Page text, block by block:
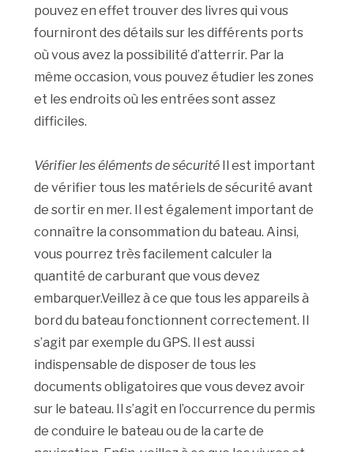
pouvez en effet trouver des livres qui vous
fourniront des détails sur les différents ports
où vous avez la possibilité d’atterrir. Par la
même occasion, vous pouvez étudier les zones
et les endroits où les entrées sont assez
difficiles.
Vérifier les éléments de sécurité Il est important
de vérifier tous les matériels de sécurité avant
de sortir en mer. Il est également important de
connaître la consommation du bateau. Ainsi,
vous pourrez très facilement calculer la
quantité de carburant que vous devez
embarquer.Veillez à ce que tous les appareils à
bord du bateau fonctionnent correctement. Il
s’agit par exemple du GPS. Il est aussi
indispensable de disposer de tous les
documents obligatoires que vous devez avoir
sur le bateau. Il s’agit en l’occurrence du permis
de conduire le bateau ou de la carte de